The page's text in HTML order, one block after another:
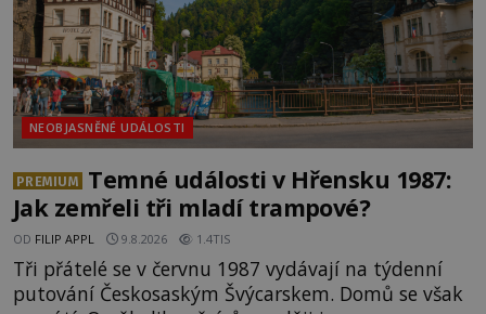
NEOBJASNĚNÉ UDÁLOSTI
PREMIUM
Temné události v Hřensku 1987:
Jak zemřeli tři mladí trampové?
OD FILIP APPL 9.8.2026 1.4TIS
Tři přátelé se v červnu 1987 vydávají na týdenní
putování Českosaským Švýcarskem. Domů se však